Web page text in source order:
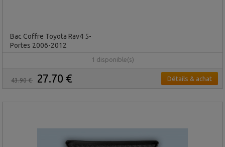
Bac Coffre Toyota Rav4 5-
Portes 2006-2012
1 disponible(s)
43.90 € 27.70 € Détails & achat